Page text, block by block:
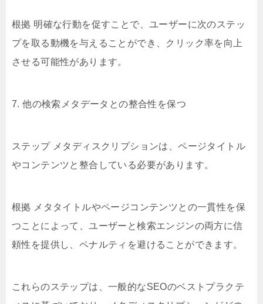
根拠 明確な行動を促すことで、ユーザーに次のステッ
プを取る動機を与えることができ、クリック率を向上
させる可能性があります。
7. 他の検索メタデータとの整合性を保つ
ステップ メタディスクリプションは、ページタイトル
やコンテンツと整合している必要があります。
根拠 メタタイトルやページコンテンツとの一貫性を保
つことによって、ユーザーと検索エンジンの両方に信
頼性を提供し、ペナルティを避けることができます。
これらのステップは、一般的なSEOのベストプラクテ